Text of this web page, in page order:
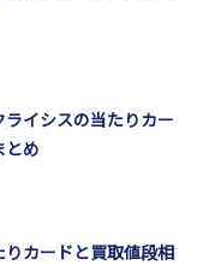
ライシスの当たりカー
とめ
りカードと買取値段相